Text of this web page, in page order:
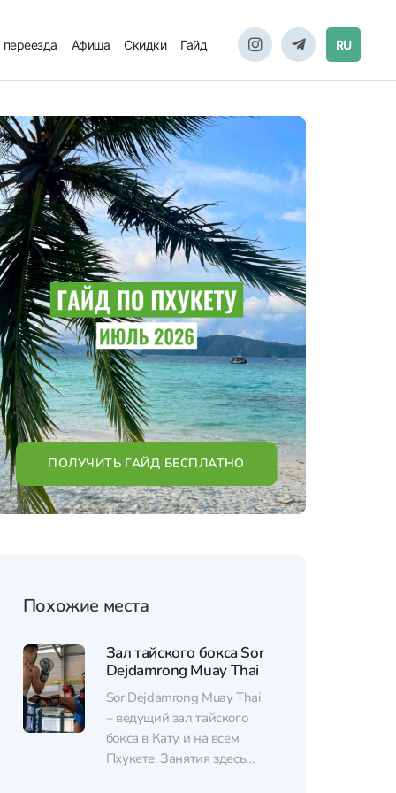
Афиша Скидки Гайд RU
ПОЛУЧИТЬ ГАЙД БЕСПЛАТНО
Похожие места
Зал тайского бокса Sor
Dejdamrong Muay Thai
Sor Dejdamrong Muay Thai
– ведущий зал тайского
бокса в Кату и на всем
Пхукете. Занятия здесь